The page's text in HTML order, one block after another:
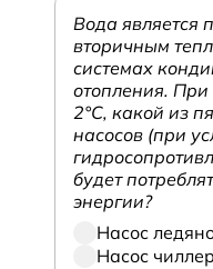
Вода является
вторичным
системах
отопления.
2°С, какой из
насосов (при
будет
энергии?
Насос
Насос